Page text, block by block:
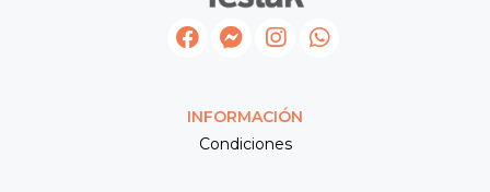
INFORMACIÓN
Condiciones